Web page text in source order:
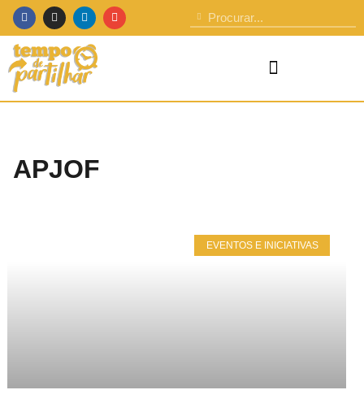
APJOF
EVENTOS E INICIATIVAS